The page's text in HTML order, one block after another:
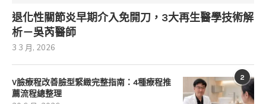
退化性關節炎早期介入免開刀，3大再生醫學技術解
析－吳芮醫師
3 3 月, 2026
2
V臉療程改善臉型緊緻完整指南：4種療程推
薦流程總整理